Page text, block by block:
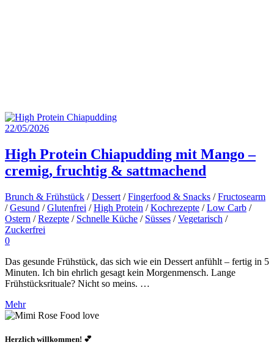
22/05/2026
High Protein Chiapudding mit Mango –
cremig, fruchtig & sattmachend
Brunch & Frühstück /Dessert /Fingerfood & Snacks /Fructosearm
/Gesund /Glutenfrei /High Protein /Kochrezepte /Low Carb /
Ostern /Rezepte / Schnelle Küche / Süsses /Vegetarisch /
Zuckerfrei
0
Das gesunde Frühstück, das sich wie ein Dessert anfühlt – fertig in 5
Minuten. Ich bin ehrlich gesagt kein Morgenmensch. Lange
Frühstücksrituale? Nicht so meins. …
Mehr
Herzlich willkommen! 💕